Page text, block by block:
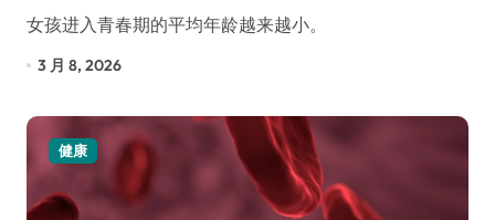
女孩进入青春期的平均年龄越来越小。
3 月 8, 2026
健康